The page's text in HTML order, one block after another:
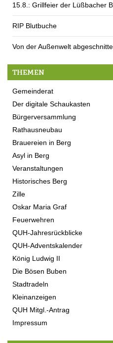
15.8.: Grillfeier der Lüßbacher
RIP Blutbuche
Von der Außenwelt
THEMEN
Gemeinderat
Der digitale Schaukasten
Bürgerversammlung
Rathausneubau
Brauereien in Berg
Asyl in Berg
Veranstaltungen
Historisches Berg
Zille
Oskar Maria Graf
Feuerwehren
QUH-Jahresrückblicke
QUH-Adventskalender
König Ludwig II
Die Bösen Buben
Stadtradeln
Kleinanzeigen
QUH Mitgl.-Antrag
Impressum